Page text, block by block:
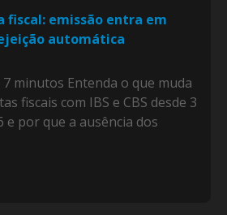
fiscal: emissão entra em
automática
minutos Entenda o que muda
fiscais com IBS e CBS desde 3
e por que a ausência dos